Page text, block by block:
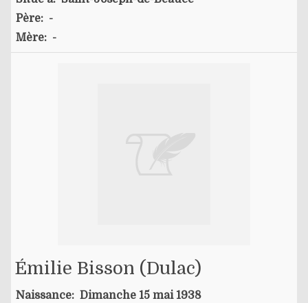
Père: -
Mère: -
Émilie Bisson (dulac)
Naissance: Dimanche 15 mai 1938